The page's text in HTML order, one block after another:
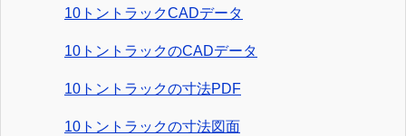
10トントラックCADデータ
10トントラックのCADデータ
10トントラックの寸法PDF
10トントラックの寸法図面